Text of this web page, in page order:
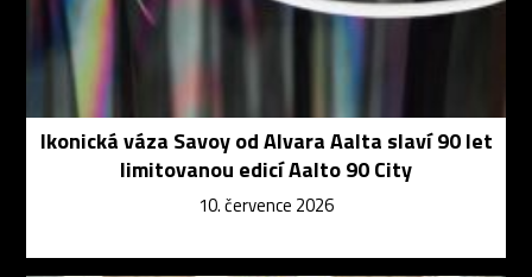
Ikonická váza Savoy od Alvara Aalta slaví 90 let
limitovanou edicí Aalto 90 City
10. července 2026